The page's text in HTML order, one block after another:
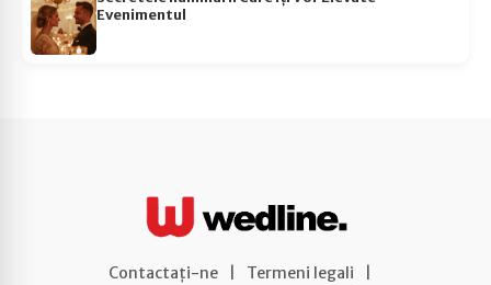
Evenimentul
Contactați-ne Termeni legali